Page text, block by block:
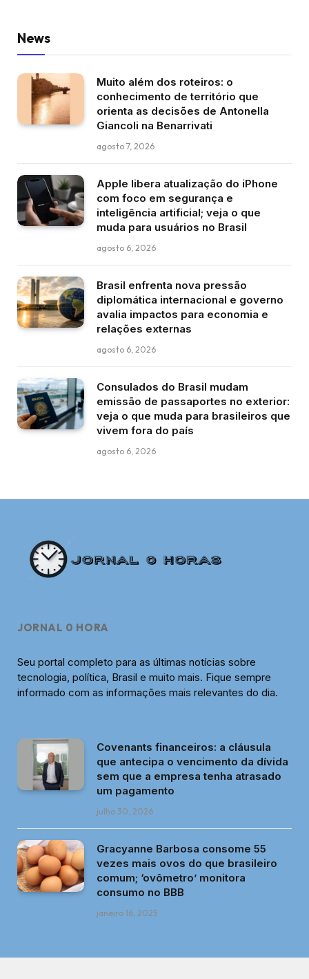
News
Muito além dos roteiros: o
conhecimento de território que
orienta as decisões de Antonella
Giancoli na Benarrivati
agosto 7, 2026
Apple libera atualização do iPhone
com foco em segurança e
inteligência artificial; veja o que
muda para usuários no Brasil
agosto 6, 2026
Brasil enfrenta nova pressão
diplomática internacional e governo
avalia impactos para economia e
relações externas
agosto 6, 2026
Consulados do Brasil mudam
emissão de passaportes no exterior:
veja o que muda para brasileiros que
vivem fora do país
agosto 6, 2026
JORNAL 0 HORA
Seu portal completo para as últimas notícias sobre
tecnologia, política, Brasil e muito mais. Fique sempre
informado com as informações mais relevantes do dia.
Covenants financeiros: a cláusula
que antecipa o vencimento da dívida
sem que a empresa tenha atrasado
um pagamento
julho 30, 2026
Gracyanne Barbosa consome 55
vezes mais ovos do que brasileiro
comum; ‘ovômetro’ monitora
consumo no BBB
janeiro 16, 2025